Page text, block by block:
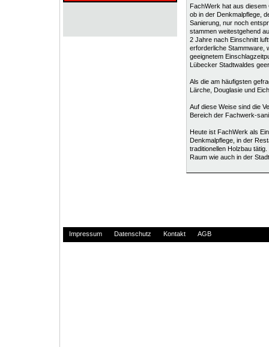
FachWerk hat aus
ob in der Denkmalpflege,
Sanierung, nur noch
stammen weitestgehend
2 Jahre nach Einschnitt
erforderliche Stammware,
geeignetem
Lübecker Stadtwaldes
Als die am häufigsten
Lärche, Douglasie und
Auf diese Weise sind die
Bereich der Fachwerk-
Heute ist FachWerk als
Denkmalpflege, in der
traditionellen Holzbau
Raum wie auch in der
Impressum Datenschutz Kontakt AGB